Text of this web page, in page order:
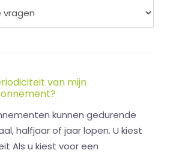
van mijn
kunnen gedurende
halfjaar of jaar lopen. U kiest
Als u kiest voor een